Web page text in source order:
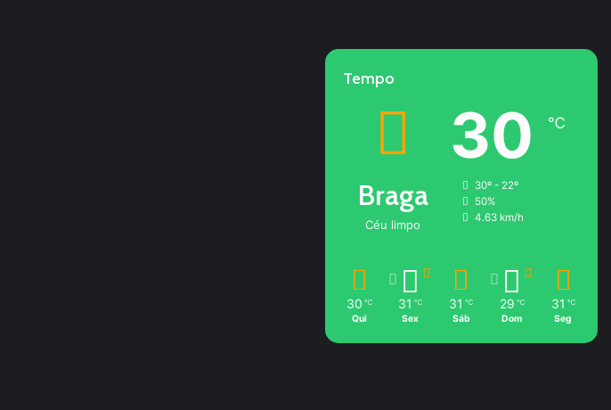
Tempo
Braga
Céu limpo
30 ℃
30º - 22º
50%
4.63 km/h
30 ℃
Qui
31 ℃
Sex
31 ℃
Sáb
29 ℃
Dom
31 ℃
Seg